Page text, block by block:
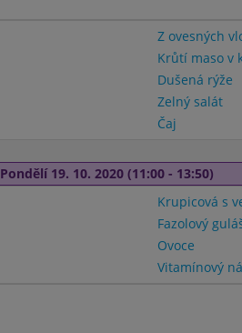
Z ovesných
Krůtí maso v
Dušená rýže
Zelný salát
Čaj
Pondělí 19. 10. 2020 (11:00 - 13:50)
Krupicová s
Fazolový
Ovoce
Vitamínový